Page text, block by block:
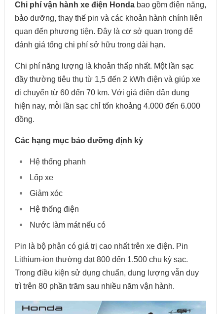
Chi phí vận hành xe điện Hondabao gồm điện năng,
bảo dưỡng, thay thế pin và các khoản hành chính liên
quan đến phương tiện. Đây là cơ sở quan trọng để
đánh giá tổng chi phí sở hữu trong dài hạn.
Chi phí năng lượng là khoản thấp nhất. Một lần sạc
đầy thường tiêu thụ từ 1,5 đến 2 kWh điện và giúp xe
di chuyển từ 60 đến 70 km. Với giá điện dân dụng
hiện nay, mỗi lần sạc chỉ tốn khoảng 4.000 đến 6.000
đồng.
Các hạng mục bảo dưỡng định kỳ
Hệ thống phanh
Lốp xe
Giảm xóc
Hệ thống điện
Nước làm mát nếu có
Pin là bộ phận có giá trị cao nhất trên xe điện. Pin
Lithium-ion thường đạt 800 đến 1.500 chu kỳ sạc.
Trong điều kiện sử dụng chuẩn, dung lượng vẫn duy
trì trên 80 phần trăm sau nhiều năm vận hành.